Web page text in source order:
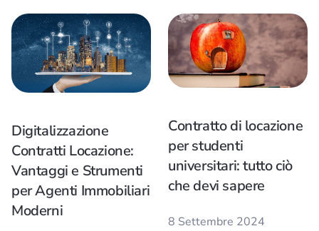
Digitalizzazione
Contratti Locazione:
Vantaggi e Strumenti
per Agenti Immobiliari
Moderni
Contratto di locazione
per studenti
universitari: tutto ciò
che devi sapere
8 Settembre 2024